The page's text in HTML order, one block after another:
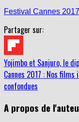
Festival Cannes 2017
Partager sur:
Yojimbo et Sanjuro, le
Cannes 2017 : Nos
confondues
A propos de